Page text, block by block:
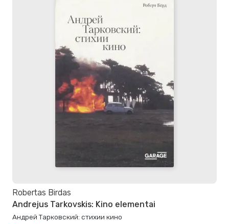
Robertas Birdas
Andrejus Tarkovskis: Kino elementai
Андрей Тарковский: стихии кино